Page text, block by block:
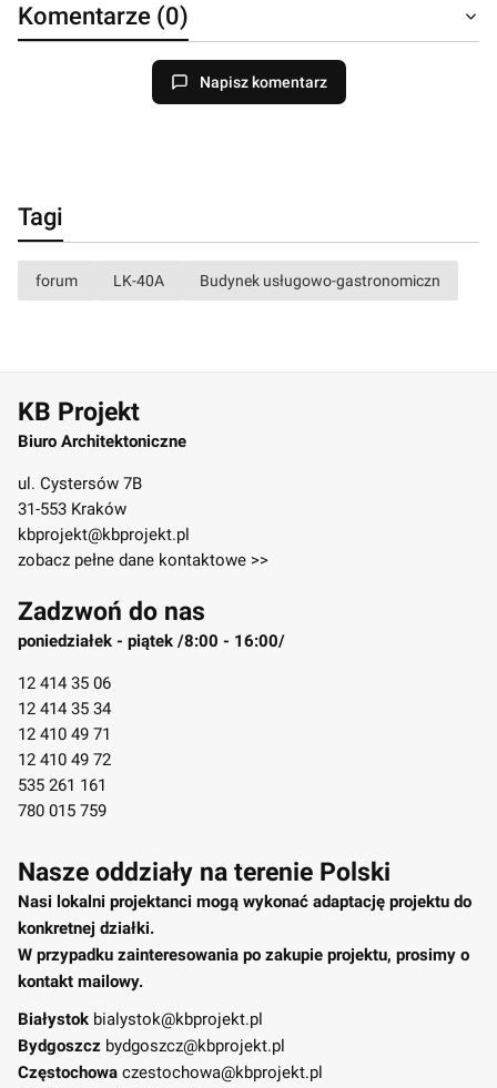
Komentarze (0)
Napisz komentarz
Tagi
forum LK-40A Budynek usługowo-gastronomiczn
KB Projekt
Biuro Architektoniczne
ul. Cystersów 7B
31-553 Kraków
kbprojekt@kbprojekt.pl
zobacz pełne dane kontaktowe >>
Zadzwoń do nas
poniedziałek - piątek /8:00 - 16:00/
12 414 35 06
12 414 35 34
12 410 49 71
12 410 49 72
535 261 161
780 015 759
Nasze oddziały na terenie Polski
Nasi lokalni projektanci mogą wykonać adaptację projektu do
konkretnej działki.
W przypadku zainteresowania po zakupie projektu, prosimy o
kontakt mailowy.
Białystok bialystok@kbprojekt.pl
Bydgoszcz bydgoszcz@kbprojekt.pl
Częstochowa czestochowa@kbprojekt.pl